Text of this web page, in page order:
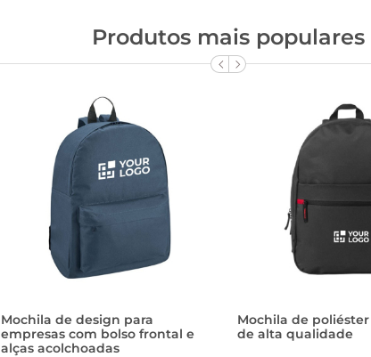
Produtos mais populares
Mochila de design para
empresas com bolso frontal e
alças acolchoadas
Mochila de
de alta qualidade